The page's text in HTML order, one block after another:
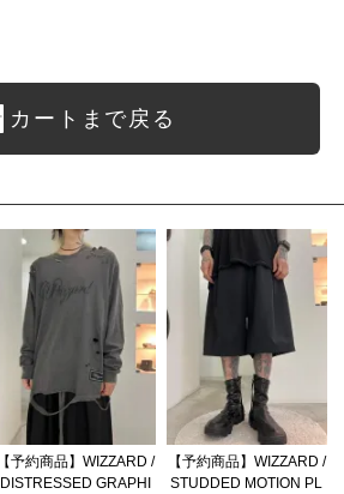
カートまで戻る
【予約商品】WIZZARD /
DISTRESSED GRAPHI
【予約商品】WIZZARD /
STUDDED MOTION PL